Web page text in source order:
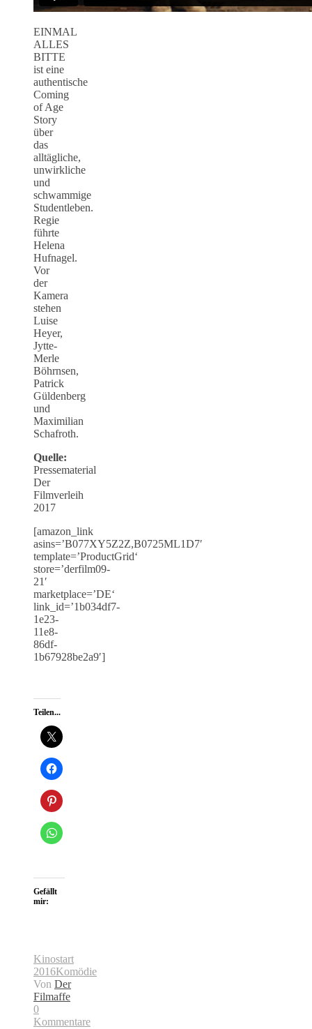
EINMAL
ALLES
BITTE
ist eine
authentische
Coming
of Age
Story
über
das
alltägliche,
unwirkliche
und
schwammige
Studentleben.
Regie
führte
Helena
Hufnagel.
Vor
der
Kamera
stehen
Luise
Heyer,
Jytte-
Merle
Böhrnsen,
Patrick
Güldenberg
und
Maximilian
Schafroth.
Quelle:
Pressematerial
Der
Filmverleih
2017
[amazon_link
asins=’B077XY5Z2Z,B0725ML1D7′
template=’ProductGrid‘
store=’derfilm09-
21′
marketplace=’DE‘
link_id=’1b034df7-
1e23-
11e8-
86df-
1b67928be2a9′]
Teilen...
Gefällt
mir:
Kinostart
2016Komödie
Von Der
Filmaffe
0
Kommentare